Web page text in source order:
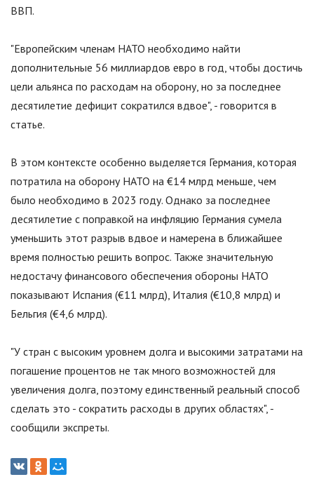
ВВП.
"Европейским членам НАТО необходимо найти
дополнительные 56 миллиардов евро в год, чтобы достичь
цели альянса по расходам на оборону, но за последнее
десятилетие дефицит сократился вдвое", - говорится в
статье.
В этом контексте особенно выделяется Германия, которая
потратила на оборону НАТО на €14 млрд меньше, чем
было необходимо в 2023 году. Однако за последнее
десятилетие с поправкой на инфляцию Германия сумела
уменьшить этот разрыв вдвое и намерена в ближайшее
время полностью решить вопрос. Также значительную
недостачу финансового обеспечения обороны НАТО
показывают Испания (€11 млрд), Италия (€10,8 млрд) и
Бельгия (€4,6 млрд).
"У стран с высоким уровнем долга и высокими затратами на
погашение процентов не так много возможностей для
увеличения долга, поэтому единственный реальный способ
сделать это - сократить расходы в других областях", -
сообщили экспреты.